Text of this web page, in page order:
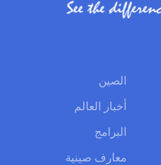
الصين
أخبار العالم
البرامج
معارف صينية